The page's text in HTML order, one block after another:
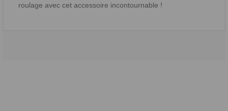
roulage avec cet accessoire incontournable !